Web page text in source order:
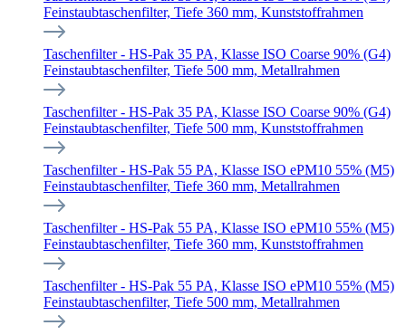
Feinstaubtaschenfilter, Tiefe 360 mm, Kunststoffrahmen
Taschenfilter - HS-Pak 35 PA, Klasse ISO Coarse 90% (G4)
Feinstaubtaschenfilter, Tiefe 500 mm, Metallrahmen
Taschenfilter - HS-Pak 35 PA, Klasse ISO Coarse 90% (G4)
Feinstaubtaschenfilter, Tiefe 500 mm, Kunststoffrahmen
Taschenfilter - HS-Pak 55 PA, Klasse ISO ePM10 55% (M5)
Feinstaubtaschenfilter, Tiefe 360 mm, Metallrahmen
Taschenfilter - HS-Pak 55 PA, Klasse ISO ePM10 55% (M5)
Feinstaubtaschenfilter, Tiefe 360 mm, Kunststoffrahmen
Taschenfilter - HS-Pak 55 PA, Klasse ISO ePM10 55% (M5)
Feinstaubtaschenfilter, Tiefe 500 mm, Metallrahmen